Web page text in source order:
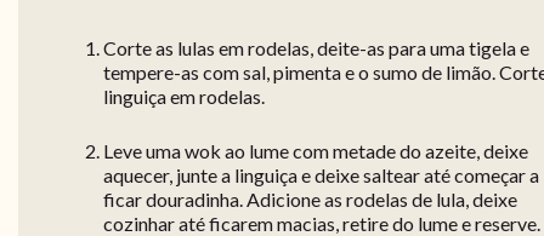
Corte as lulas em rodelas, deite-as para uma tigela e
tempere-as com sal, pimenta e o sumo de limão.
linguiça em rodelas.
Leve uma wok ao lume com metade do azeite, deixe
aquecer, junte a linguiça e deixe saltear até começar a
ficar douradinha. Adicione as rodelas de lula, deixe
cozinhar até ficarem macias, retire do lume e reserve.